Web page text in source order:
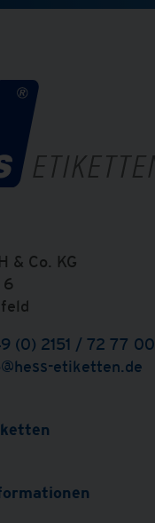
& Co. KG
(0) 2151 / 72 77 00
etiketten.de